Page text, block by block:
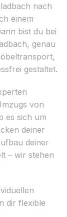
nach
einem
bist du bei
genau
gestaltet.
von
es sich um
deiner
deiner
– wir stehen
dir flexible